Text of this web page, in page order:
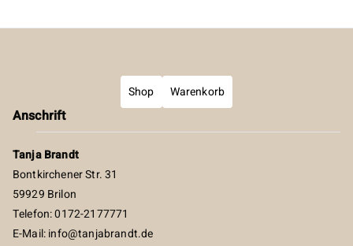
Shop Warenkorb
Anschrift
Tanja Brandt
Bontkirchener Str. 31
59929 Brilon
Telefon: 0172-2177771
E-Mail:info@tanjabrandt.de